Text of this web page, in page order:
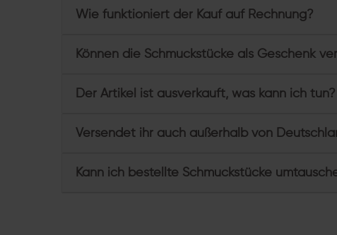
Wie funktioniert der Kauf auf Rechnung?
Können die Schmuckstücke als Geschenk
Der Artikel ist ausverkauft, was kann ich tun?
Versendet ihr auch außerhalb von
Kann ich bestellte Schmuckstücke